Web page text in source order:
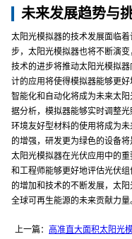
未来发展趋势与
太阳光模拟器的技术发展面临
步，太阳光模拟器也将不断演变
技术的进步将推动太阳光模拟
计的应用将使得模拟器能够更好
智能化和自动化将成为未来太
据分析，模拟器能够实时调整光
环境友好型材料的使用将成为
的增强，研发更为绿色的设备将
太阳光模拟器在光伏应用中的
和工程师能够更好地评估光伏
的增加和技术的不断发展，太
全球可再生能源的未来贡献力量
上一篇： 高准直大面积太阳光